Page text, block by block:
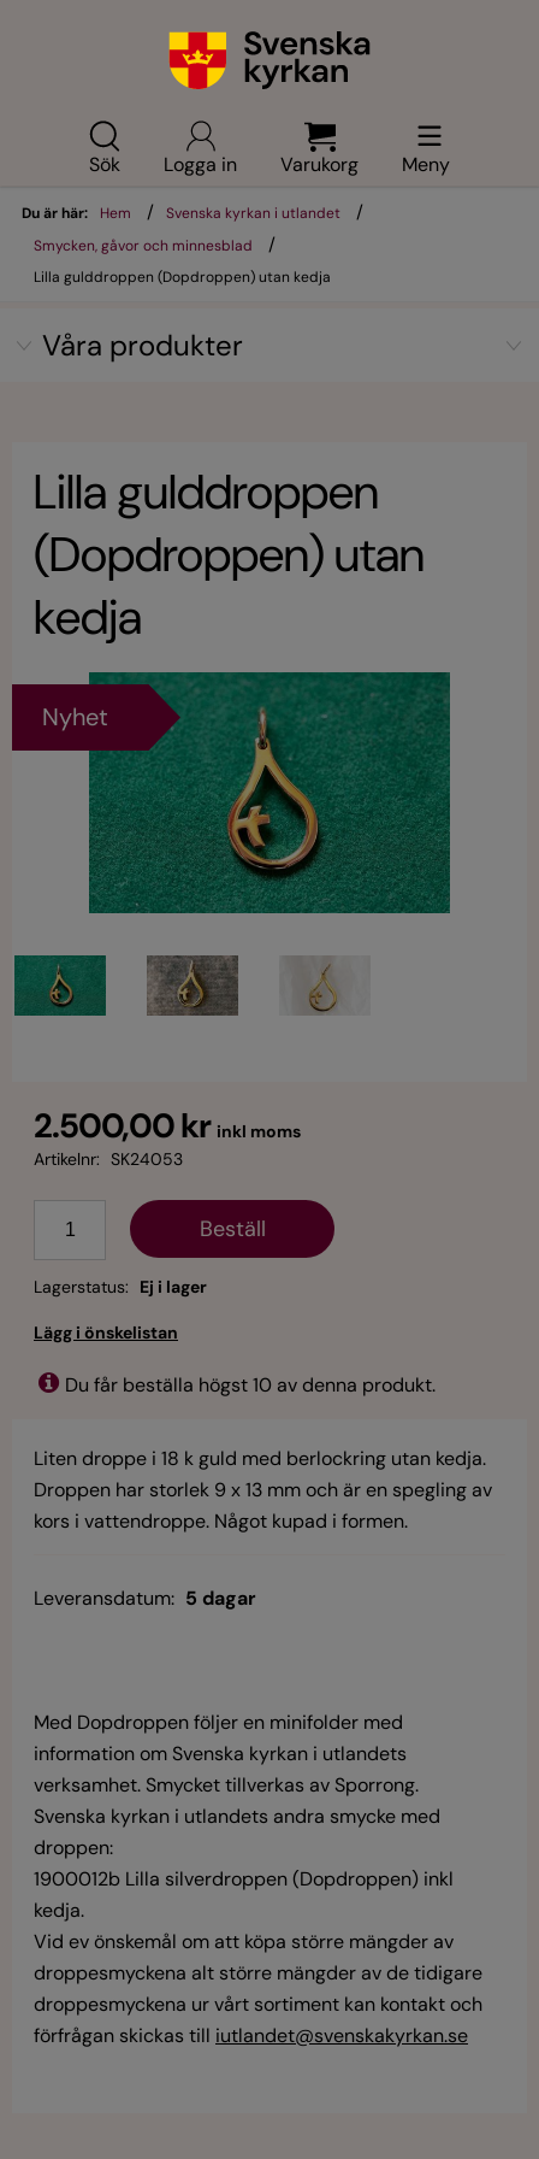
Sök Logga in Varukorg Meny
Du är här: Hem / Svenska kyrkan i utlandet /
Smycken, gåvor och minnesblad /
Lilla gulddroppen (Dopdroppen) utan kedja
Våra produkter
Lilla gulddroppen
(Dopdroppen) utan
kedja
Nyhet
2.500,00 kr inkl moms
Artikelnr: SK24053
Antal
Lagerstatus: Ej i lager
Du får beställa högst 10 av denna produkt.
Liten droppe i 18 k guld med berlockring utan kedja.
Droppen har storlek 9 x 13 mm och är en spegling av
kors i vattendroppe. Något kupad i formen.
Leveransdatum: 5 dagar
Med Dopdroppen följer en minifolder med
information om Svenska kyrkan i utlandets
verksamhet. Smycket tillverkas av Sporrong.
Svenska kyrkan i utlandets andra smycke med
droppen:
1900012b Lilla silverdroppen (Dopdroppen) inkl
kedja.
Vid ev önskemål om att köpa större mängder av
droppesmyckena alt större mängder av de tidigare
droppesmyckena ur vårt sortiment kan kontakt och
förfrågan skickas till iutlandet@svenskakyrkan.se